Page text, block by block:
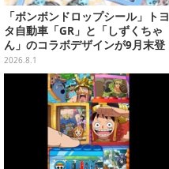
「ボンボンドロップシール」トヨ
タ自動車「GR」と「しずくちゃ
ん」のコラボデザインが9月末登
場！くま吉らも描かれた全4柄
2026.8.1